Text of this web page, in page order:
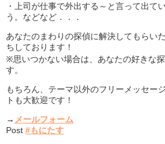
・上司が仕事で外出する～と言って出て
う。などなど．．．
あなたのまわりの探偵に解決してもらい
ちしております！
※思いつかない場合は、あなたの好きな
す。
もちろん、テーマ以外のフリーメッセー
トも大歓迎です！
→ メールフォーム
Post #もにたす